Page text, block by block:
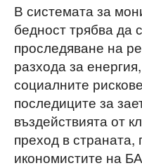
В системата за
бедност трябва да
проследяване на
разхода за
социалните
последиците за
въздействията от
преход в
икономистите на